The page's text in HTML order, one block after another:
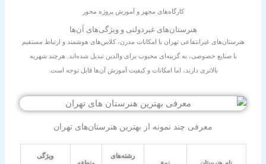
کارگاه‌های مجهز و آموزش پروژه محور
هنرستان‌های غیردولتی و ویژگی‌های آن‌ها
هنرستان‌های غیرانتفاعی تهران با امکانات مدرن، کلاس‌های هوشمند و ارتباط مستقیم
با صنایع خصوصی، به گزینه‌ای محبوب برای والدین تبدیل شده‌اند. هرچند شهریه
بالاتری دارند، اما امکانات و کیفیت آموزش آن‌ها قابل توجه است.
معرفی چند نمونه از بهترین هنرستان‌های تهران
رشته‌های
ویژگی